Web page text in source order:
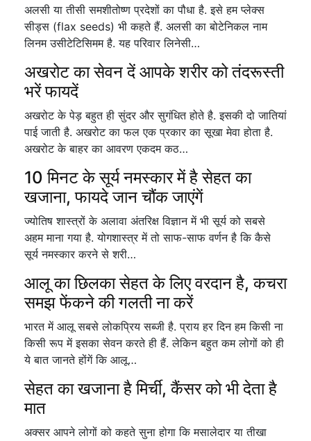
अलसी या तीसी समशीतोष्ण प्रदेशों का पौधा है. इसे हम प्लेक्स
सीड्स (flax seeds) भी कहते हैं. अलसी का बोटेनिकल नाम
लिनम उसीटेटिसिमम है. यह परिवार लिनेसी…
अखरोट का सेवन दें आपके शरीर को तंदरूस्ती
भरें फायदें
अखरोट के पेड़ बहुत ही सुंदर और सुगंधित होते है. इसकी दो जातियां
पाई जाती है. अखरोट का फल एक प्रकार का सूखा मेवा होता है.
अखरोट के बाहर का आवरण एकदम कठ…
10 मिनट के सूर्य नमस्कार में है सेहत का
खजाना, फायदे जान चौंक जाएंगें
ज्योतिष शास्त्रों के अलावा अंतरिक्ष विज्ञान में भी सूर्य को सबसे
अहम माना गया है. योगशास्त्र में तो साफ-साफ वर्णन है कि कैसे
सूर्य नमस्कार करने से शरी…
आलू का छिलका सेहत के लिए वरदान है, कचरा
समझ फेंकने की गलती ना करें
भारत में आलू सबसे लोकप्रिय सब्जी है. प्राय हर दिन हम किसी ना
किसी रूप में इसका सेवन करते ही हैं. लेकिन बहुत कम लोगों को ही
ये बात जानते होंगें कि आलू…
सेहत का खजाना है मिर्ची, कैंसर को भी देता है
मात
अक्सर आपने लोगों को कहते सुना होगा कि मसालेदार या तीखा